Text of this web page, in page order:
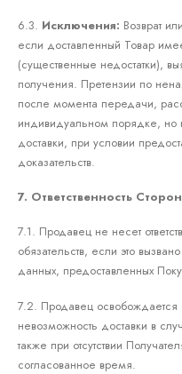
6.3. Исключения: Возврат
если доставленный Товар
(существенные недостатки),
получения. Претензии по
после момента передачи,
индивидуальном порядке, но
доставки, при условии
доказательств.
7. Ответственность Сторон
7.1. Продавец не несет
обязательств, если это
данных, предоставленных
7.2. Продавец освобождается
невозможность доставки в
также при отсутствии
согласованное время.